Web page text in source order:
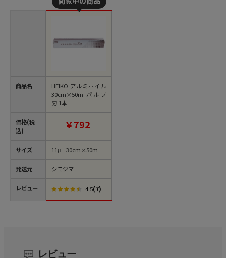
商品名
価格(税
込)
サイズ
発送元
レビュー
HEIKO アルミホイル
30cm×50m パルプ
刃 1本
￥792
11μ 30cm×50m
シモジマ
4.5(7)
レビュー